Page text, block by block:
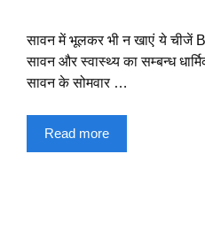
सावन में भूलकर भी न खाएं ये चीजें
सावन और स्वास्थ्य का सम्बन्ध
सावन के सोमवार …
Read more